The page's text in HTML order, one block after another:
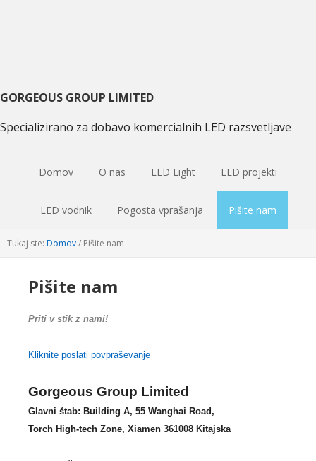
GORGEOUS GROUP LIMITED
Specializirano za dobavo komercialnih LED razsvetljave
Domov O nas LED Light LED projekti
LED vodnik Pogosta vprašanja Pišite nam
Tukaj ste: Domov/ Pišite nam
Pišite nam
Priti v stik z nami!
Kliknite poslati povpraševanje
Gorgeous Group Limited
Glavni štab: Building A, 55 Wanghai Road ,
Torch High-tech Zone, Xiamen 361008 Kitajska